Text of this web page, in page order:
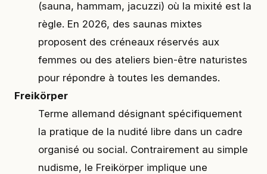
(sauna, hammam, jacuzzi) où la mixité est la
règle. En 2026, des saunas mixtes
proposent des créneaux réservés aux
femmes ou des ateliers bien-être naturistes
pour répondre à toutes les demandes.
Freikörper
Terme allemand désignant spécifiquement
la pratique de la nudité libre dans un cadre
organisé ou social. Contrairement au simple
nudisme, le Freikörper implique une